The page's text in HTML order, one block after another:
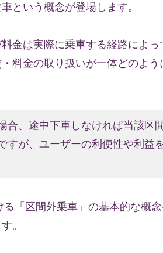
という概念が登場します。
金は実際に乗車する経路によ
料金の取り扱いが一体どのよ
合、途中下車しなければ当該区
すが、ユーザーの利便性や利益
「区間外乗車」の基本的な概
。